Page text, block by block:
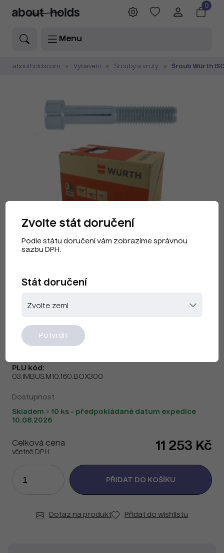
Menu
0
.aboutholds.com Vybavení Šrouby a vruty Šroub Würth
M10x160 mm - 300 ks
Značka:
Würth
Kód produktu:
PLU kód:
03.IMBUS.M10.160.BOX300
Dostupnost
Skladem > 10 ks - předpokládané datum expedice
10.08.2026
Celková cena
včetně DPH 11 253 Kč
Dotaz na produkt Přidat do wishlistu
Zvolte stát doručení
Podle státu doručení vám zobrazíme správnou
sazbu DPH.
Stát doručení
Potvrdit